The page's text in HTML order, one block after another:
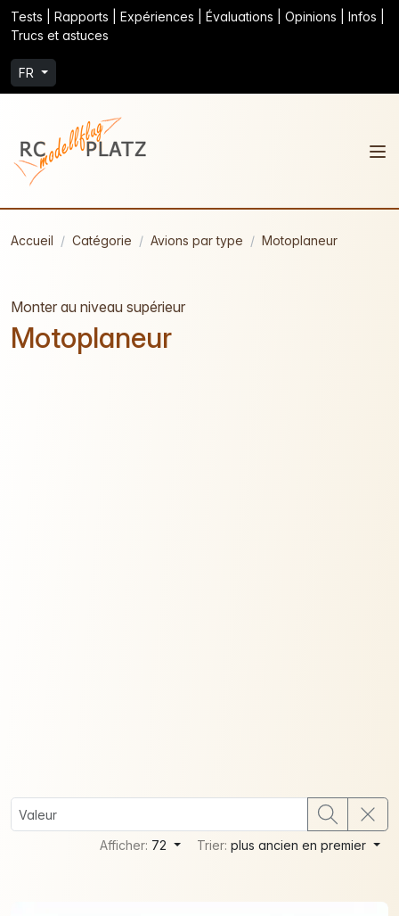
Tests | Rapports | Expériences | Évaluations | Opinions | Infos |
Trucs et astuces
FR
Accueil Catégorie Avions par type Motoplaneur
Monter au niveau supérieur
Motoplaneur
Afficher: 72 Trier:plus ancien en premier